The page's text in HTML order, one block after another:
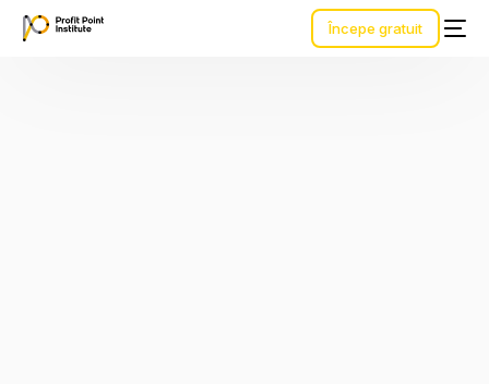
Începe gratuit